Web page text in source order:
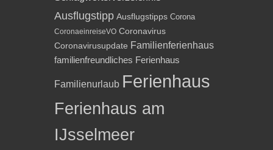
Ausflugstipp Ausflugstipps Corona
CoronaeinreiseVO Coronavirus
Coronavirusupdate Familienferienhaus
familienfreundliches Ferienhaus
Familienurlaub Ferienhaus
Ferienhaus am
IJsselmeer